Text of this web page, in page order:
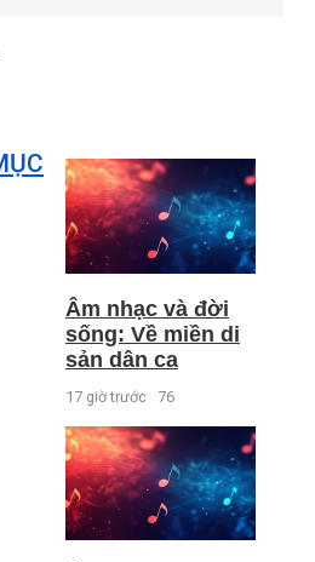
Âm nhạc và đời
sống: Về miền di
sản dân ca
17 giờ trước 76